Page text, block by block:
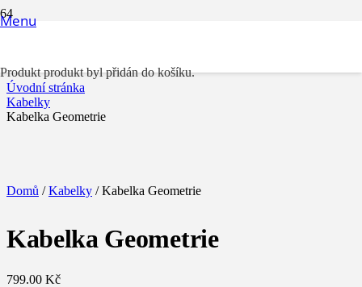
Menu
Produktprodukt byl přidán do košíku.
Úvodní stránka
Kabelky
Kabelka Geometrie
Domů /Kabelky / Kabelka Geometrie
Kabelka Geometrie
799.00 Kč